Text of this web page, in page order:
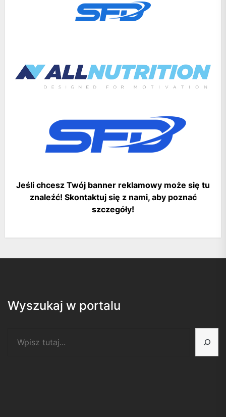
Jeśli chcesz Twój banner reklamowy może się tu
znaleźć! Skontaktuj się z nami, aby poznać
szczegóły!
Wyszukaj w portalu